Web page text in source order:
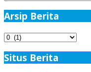
Arsip Berita
Arsip
Situs Berita